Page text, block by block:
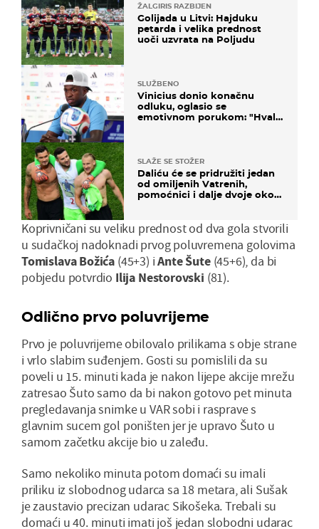
ŽALGIRIS RAZBIJEN
Golijada u Litvi: Hajduku
petarda i velika prednost
uoči uzvrata na Poljudu
SLUŽBENO
Vinicius donio konačnu
odluku, oglasio se
emotivnom porukom: "Hvala
SLAŽE SE STOŽER
Daliću će se pridružiti jedan
od omiljenih Vatrenih,
pomoćnici i dalje dvoje oko
Koprivničani su veliku prednost od dva gola stvorili
u sudačkoj nadoknadi prvog poluvremena golovima
Tomislava Božića (45+3) iAnte Šute (45+6), da bi
pobjedu potvrdio Ilija Nestorovski (81).
Odlično prvo poluvrijeme
Prvo je poluvrijeme obilovalo prilikama s obje strane
i vrlo slabim suđenjem. Gosti su pomislili da su
poveli u 15. minuti kada je nakon lijepe akcije mrežu
zatresao Šuto samo da bi nakon gotovo pet minuta
pregledavanja snimke u VAR sobi i rasprave s
glavnim sucem gol poništen jer je upravo Šuto u
samom začetku akcije bio u zaleđu.
Samo nekoliko minuta potom domaći su imali
priliku iz slobodnog udarca sa 18 metara, ali Sušak
je zaustavio precizan udarac Sikošeka. Trebali su
domaći u 40. minuti imati još jedan slobodni udarac